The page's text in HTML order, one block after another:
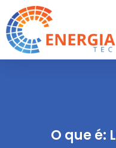
O que é: